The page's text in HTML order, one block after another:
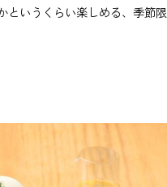
というくらい楽しめる、季節限